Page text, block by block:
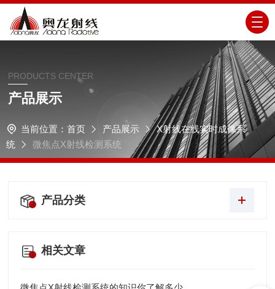
PRODUCTS CENTER
产品展示
当前位置： 首页 产品展示
X射线在线实时成像系
统
微焦点X射线检测系统
产品分类
相关文章